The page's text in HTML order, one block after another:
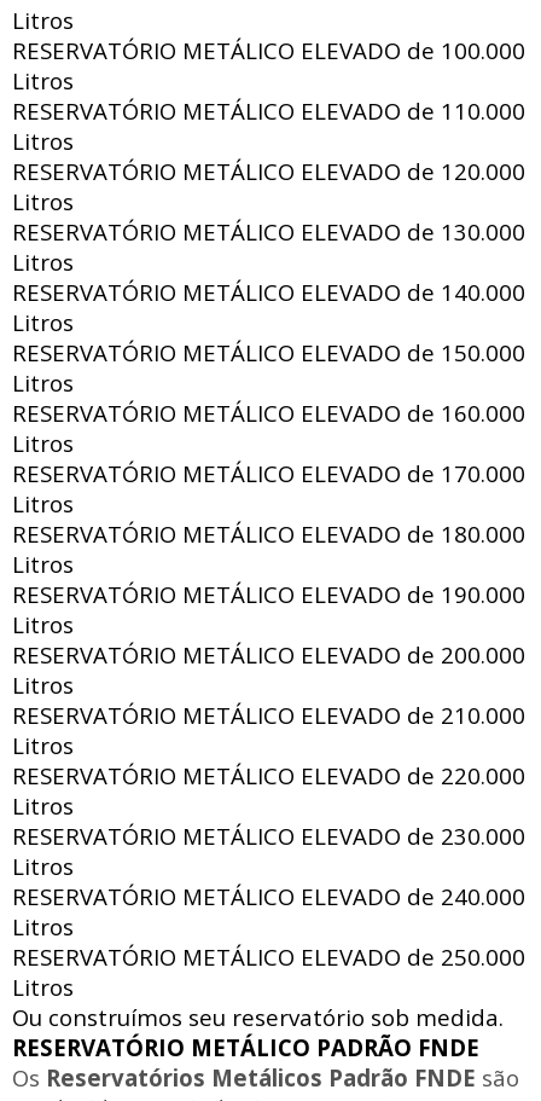
Litros
RESERVATÓRIO METÁLICO ELEVADO de 100.000
Litros
RESERVATÓRIO METÁLICO ELEVADO de 110.000
Litros
RESERVATÓRIO METÁLICO ELEVADO de 120.000
Litros
RESERVATÓRIO METÁLICO ELEVADO de 130.000
Litros
RESERVATÓRIO METÁLICO ELEVADO de 140.000
Litros
RESERVATÓRIO METÁLICO ELEVADO de 150.000
Litros
RESERVATÓRIO METÁLICO ELEVADO de 160.000
Litros
RESERVATÓRIO METÁLICO ELEVADO de 170.000
Litros
RESERVATÓRIO METÁLICO ELEVADO de 180.000
Litros
RESERVATÓRIO METÁLICO ELEVADO de 190.000
Litros
RESERVATÓRIO METÁLICO ELEVADO de 200.000
Litros
RESERVATÓRIO METÁLICO ELEVADO de 210.000
Litros
RESERVATÓRIO METÁLICO ELEVADO de 220.000
Litros
RESERVATÓRIO METÁLICO ELEVADO de 230.000
Litros
RESERVATÓRIO METÁLICO ELEVADO de 240.000
Litros
RESERVATÓRIO METÁLICO ELEVADO de 250.000
Litros
Ou construímos seu reservatório sob medida.
RESERVATÓRIO METÁLICO PADRÃO FNDE
Os Reservatórios Metálicos Padrão FNDE são